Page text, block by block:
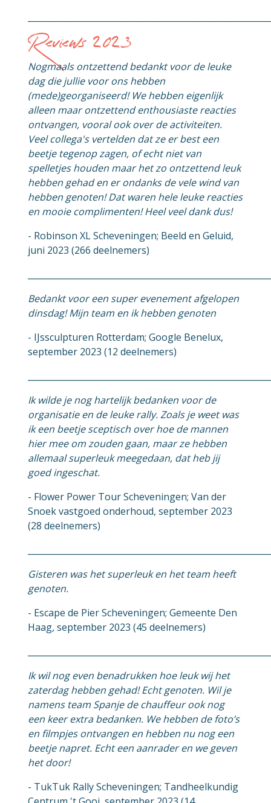
Reviews 2023
Nogmaals ontzettend bedankt voor de leuke
dag die jullie voor ons hebben
(mede)georganiseerd! We hebben eigenlijk
alleen maar ontzettend enthousiaste reacties
ontvangen, vooral ook over de activiteiten.
Veel collega's vertelden dat ze er best een
beetje tegenop zagen, of echt niet van
spelletjes houden maar het zo ontzettend leuk
hebben gehad en er ondanks de vele wind van
hebben genoten! Dat waren hele leuke reacties
en mooie complimenten! Heel veel dank dus!
- Robinson XL Scheveningen; Beeld en Geluid,
juni 2023 (266 deelnemers)
Bedankt voor een super evenement afgelopen
dinsdag! Mijn team en ik hebben genoten
- IJssculpturen Rotterdam; Google Benelux,
september 2023 (12 deelnemers)
Ik wilde je nog hartelijk bedanken voor de
organisatie en de leuke rally. Zoals je weet was
ik een beetje sceptisch over hoe de mannen
hier mee om zouden gaan, maar ze hebben
allemaal superleuk meegedaan, dat heb jij
goed ingeschat.
- Flower Power Tour Scheveningen; Van der
Snoek vastgoed onderhoud, september 2023
(28 deelnemers)
Gisteren was het superleuk en het team heeft
genoten.
- Escape de Pier Scheveningen; Gemeente Den
Haag, september 2023 (45 deelnemers)
Ik wil nog even benadrukken hoe leuk wij het
zaterdag hebben gehad! Echt genoten. Wil je
namens team Spanje de chauffeur ook nog
een keer extra bedanken. We hebben de foto’s
en filmpjes ontvangen en hebben nu nog een
beetje napret. Echt een aanrader en we geven
het door!
- TukTuk Rally Scheveningen; Tandheelkundig